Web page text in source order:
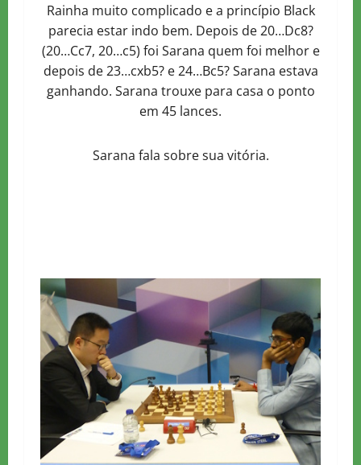
Rainha muito complicado e a princípio Black
parecia estar indo bem. Depois de 20…Dc8?
(20…Cc7, 20…c5) foi Sarana quem foi melhor e
depois de 23…cxb5? e 24…Bc5? Sarana estava
ganhando. Sarana trouxe para casa o ponto
em 45 lances.
Sarana fala sobre sua vitória.